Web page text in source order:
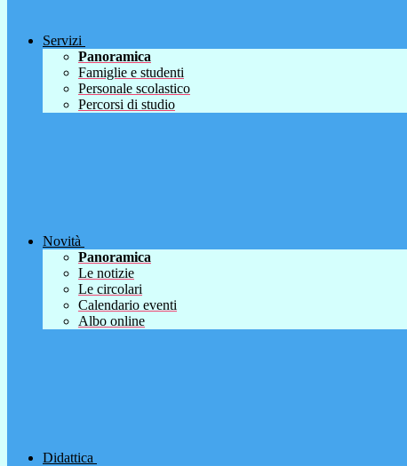
Servizi
Panoramica
Famiglie e studenti
Personale scolastico
Percorsi di studio
Novità
Panoramica
Le notizie
Le circolari
Calendario eventi
Albo online
Didattica